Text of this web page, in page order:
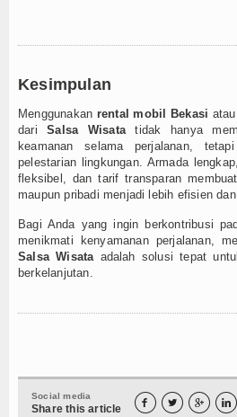
Kesimpulan
Menggunakan rental mobil Bekasi
dariSalsa Wisatatidak hanya
keamanan selama perjalanan,
pelestarian lingkungan. Armada
fleksibel, dan tarif transparan
maupun pribadi menjadi lebih efisien
Bagi Anda yang ingin berkontribusi
menikmati kenyamanan perjalanan,
Salsa Wisata adalah solusi tepat
berkelanjutan.
Social media
Share this article    